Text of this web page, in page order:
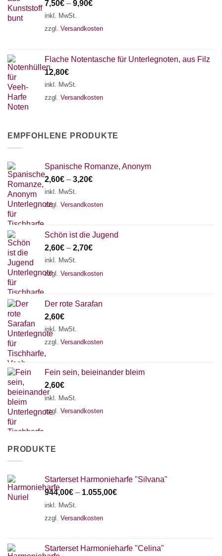
7,50€ – 9,90€
inkl. MwSt.
zzgl. Versandkosten
Flache Notentasche für Unterlegnoten, aus Filz
12,80€
inkl. MwSt.
zzgl. Versandkosten
EMPFOHLENE PRODUKTE
Spanische Romanze, Anonym
2,60€ – 3,20€
inkl. MwSt.
zzgl. Versandkosten
Schön ist die Jugend
2,60€ – 2,70€
inkl. MwSt.
zzgl. Versandkosten
Der rote Sarafan
2,60€
inkl. MwSt.
zzgl. Versandkosten
Fein sein, beieinander bleim
2,60€
inkl. MwSt.
zzgl. Versandkosten
PRODUKTE
Starterset Harmonieharfe "Silvana"
944,00€ – 1.055,00€
inkl. MwSt.
zzgl. Versandkosten
Starterset Harmonieharfe "Celina"